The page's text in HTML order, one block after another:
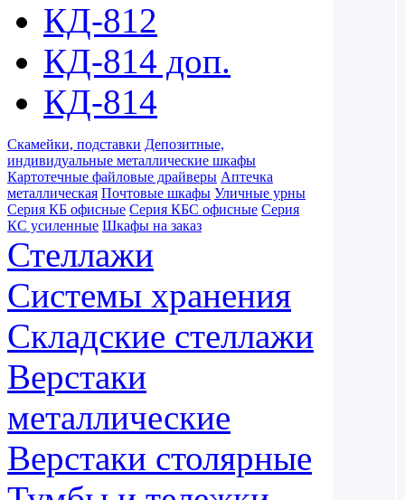
КД-812
КД-814 доп.
КД-814
Скамейки, подставки Депозитные,
индивидуальные металлические шкафы
Картотечные файловые драйверы Аптечка
металлическая Почтовые шкафы Уличные урны
Серия КБ офисные Серия КБС офисные Серия
КC усиленные Шкафы на заказ
Стеллажи
Системы хранения
Складские стеллажи
Верстаки
металлические
Верстаки столярные